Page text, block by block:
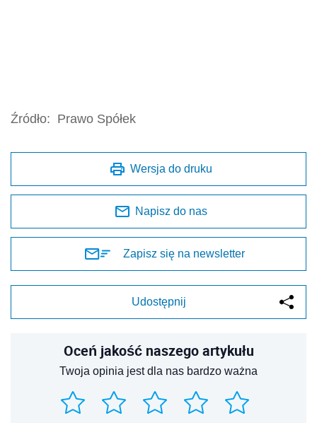
Źródło: Prawo Spółek
Wersja do druku
Napisz do nas
Zapisz się na newsletter
Udostępnij
Oceń jakość naszego artykułu
Twoja opinia jest dla nas bardzo ważna